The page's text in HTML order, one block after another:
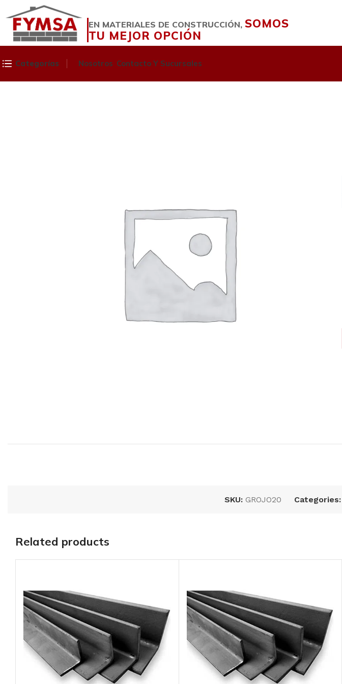
EN MATERIALES DE CONSTRUCCIÓN, SOMOS
TU MEJOR OPCIÓN
Categorías
Productos Populares
molino 3′ X 10′,
AÑADIR AL
PRESUPUESTO
SKU: PH2143X10
225, largo: 5.5 m,
PRESUPUESTO
SKU:ZM22520
Nosotros Contacto Y Sucursales
SKU: GROJO20 Categories:
Related products